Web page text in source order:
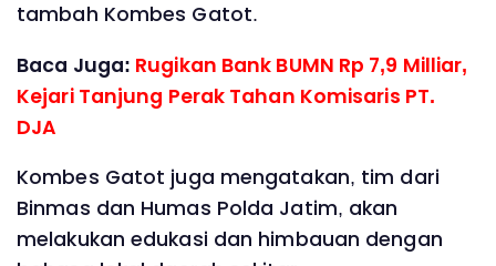
tambah Kombes Gatot.
Baca Juga: Rugikan Bank BUMN Rp 7,9 Milliar,
Kejari Tanjung Perak Tahan Komisaris PT.
DJA
Kombes Gatot juga mengatakan, tim dari
Binmas dan Humas Polda Jatim, akan
melakukan edukasi dan himbauan dengan